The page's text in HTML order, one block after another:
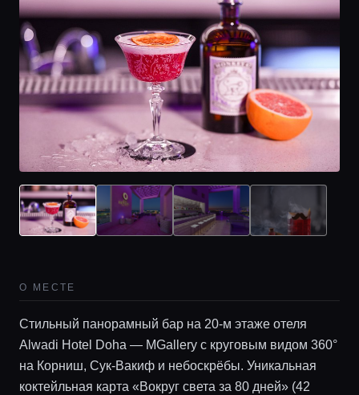
О МЕСТЕ
Стильный панорамный бар на 20-м этаже отеля
Alwadi Hotel Doha — MGallery с круговым видом 360°
на Корниш, Сук-Вакиф и небоскрёбы. Уникальная
коктейльная карта «Вокруг света за 80 дней» (42